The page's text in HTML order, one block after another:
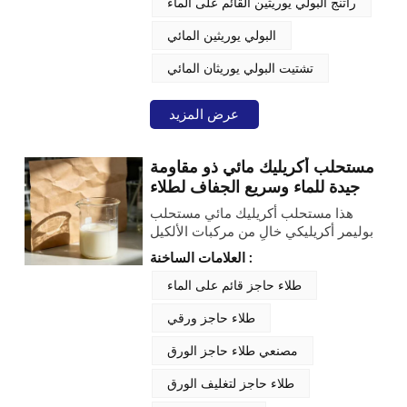
السجائر. وبخلاف مواد الراتنج التقليدية
PUD تمامًا عن تركيبته العضوية ويعتمد
على طريقة إنتاج التشتت المائي، مما
يجعله متوافقًا مع معايير الإنتاج البيئية
مادة خام مفضلة لدى مُصنّعي طلاء تغليف
البولي يوريثين المائي
تشتيت البولي يوريثان المائي
عرض المزيد
مستحلب أكريليك مائي ذو مقاومة
جيدة للماء وسريع الجفاف لطلاء
حاجز الورق
هذا مستحلب أكريليك مائي مستحلب
بوليمر أكريليكي خالٍ من مركبات الألكيل
فينول إيثوكسيلات (APEO)، مُصمم
خصيصًا لطلاء الحواجز الورقية، وأحبار
الطباعة، وطلاءات الورق والمنسوجات.
مستقرة، مما يوفر خصائص موثوقة
مراعاة المتطلبات البيئية. وباعتباره
مستحلبًا عالي الأداء لتكوين طبقة عازلة
لمعالجة أسطح الورق، فإنه يُشكل طبقة
العلامات الساخنة :
طلاء حاجز قائم على الماء
طلاء حاجز ورقي
مصنعي طلاء حاجز الورق
طلاء حاجز لتغليف الورق